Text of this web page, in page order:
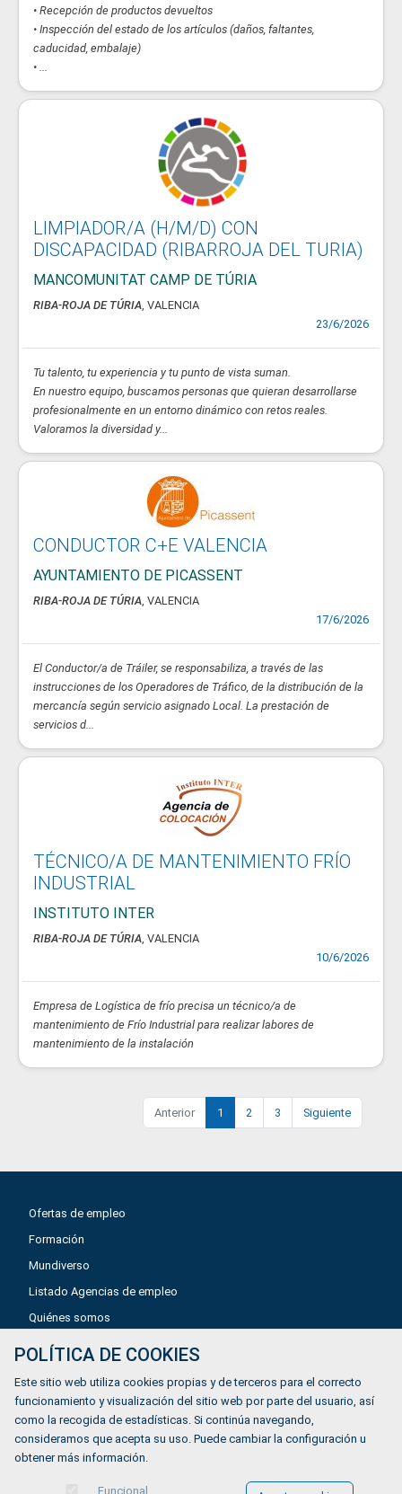
• Recepción de productos devueltos
• Inspección del estado de los artículos (daños, faltantes,
caducidad, embalaje)
• ...
LIMPIADOR/A (H/M/D) CON
DISCAPACIDAD (RIBARROJA DEL TURIA)
MANCOMUNITAT CAMP DE TÚRIA
RIBA-ROJA DE TÚRIA , VALENCIA
23/6/2026
Tu talento, tu experiencia y tu punto de vista suman.
En nuestro equipo, buscamos personas que quieran desarrollarse
profesionalmente en un entorno dinámico con retos reales.
Valoramos la diversidad y...
CONDUCTOR C+E VALENCIA
AYUNTAMIENTO DE PICASSENT
RIBA-ROJA DE TÚRIA , VALENCIA
17/6/2026
El Conductor/a de Tráiler, se responsabiliza, a través de las
instrucciones de los Operadores de Tráfico, de la distribución de la
mercancía según servicio asignado Local. La prestación de
servicios d...
TÉCNICO/A DE MANTENIMIENTO FRÍO
INDUSTRIAL
INSTITUTO INTER
RIBA-ROJA DE TÚRIA , VALENCIA
10/6/2026
Empresa de Logística de frío precisa un técnico/a de
mantenimiento de Frío Industrial para realizar labores de
mantenimiento de la instalación
Anterior 1 2 3 Siguiente
Ofertas de empleo
Formación
Mundiverso
Listado Agencias de empleo
Quiénes somos
Política de privacidad
Política de Cookies
Accesibilidad
POLÍTICA DE COOKIES
Este sitio web utiliza cookies propias y de terceros para el correcto
funcionamiento y visualización del sitio web por parte del usuario, así
como la recogida de estadísticas. Si continúa navegando,
consideramos que acepta su uso. Puede cambiar la configuración u
obtener más información.
Funcional